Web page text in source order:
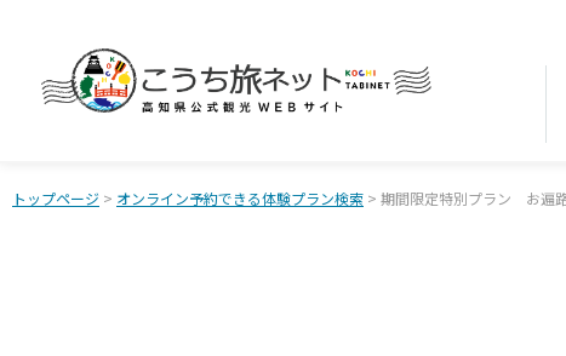
トップページ > オンライン予約できる体験プラン検索 > 期間限定特別プラン お遍